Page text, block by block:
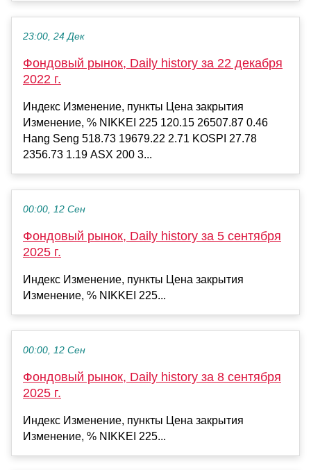
23:00, 24 Дек
Фондовый рынок, Daily history за 22 декабря
2022 г.
Индекс Изменение, пункты Цена закрытия
Изменение, % NIKKEI 225 120.15 26507.87 0.46
Hang Seng 518.73 19679.22 2.71 KOSPI 27.78
2356.73 1.19 ASX 200 3...
00:00, 12 Сен
Фондовый рынок, Daily history за 5 сентября
2025 г.
Индекс Изменение, пункты Цена закрытия
Изменение, % NIKKEI 225...
00:00, 12 Сен
Фондовый рынок, Daily history за 8 сентября
2025 г.
Индекс Изменение, пункты Цена закрытия
Изменение, % NIKKEI 225...